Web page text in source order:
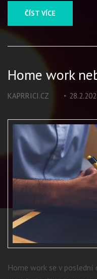
ČÍST VÍCE
Home work
KAPRRICI.CZ
Home work se v